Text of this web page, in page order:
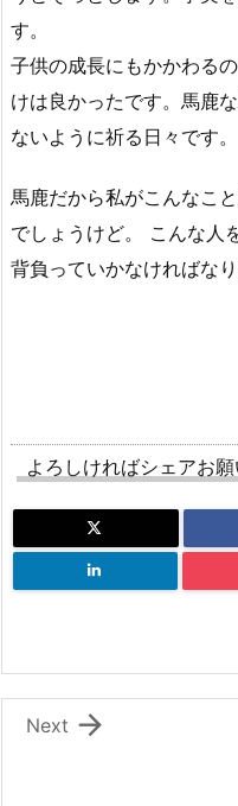
す。
子供の成長にもかかわる
けは良かったです。馬鹿
ないように祈る日々です。
馬鹿だから私がこんなこ
でしょうけど。 こんな人
背負っていかなければなり
よろしければシェアお

Next